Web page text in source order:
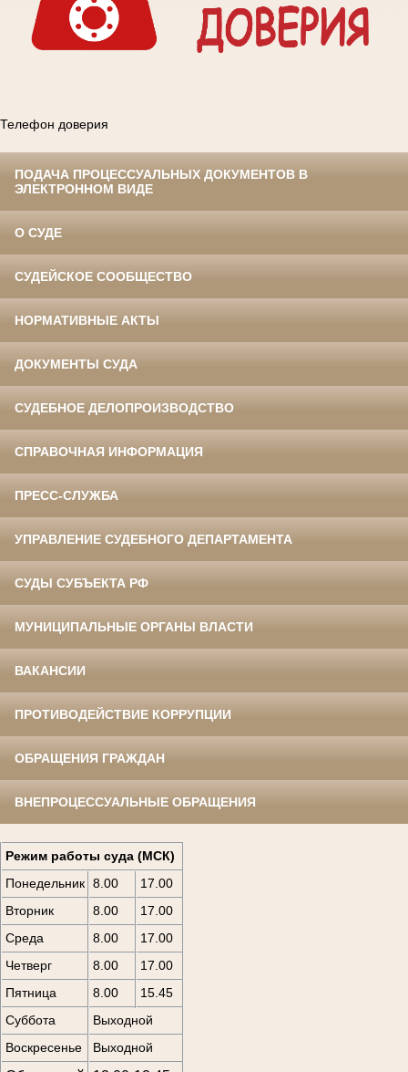
Телефон доверия
ПОДАЧА ПРОЦЕССУАЛЬНЫХ ДОКУМЕНТОВ В
ЭЛЕКТРОННОМ ВИДЕ
О СУДЕ
СУДЕЙСКОЕ СООБЩЕСТВО
НОРМАТИВНЫЕ АКТЫ
ДОКУМЕНТЫ СУДА
СУДЕБНОЕ ДЕЛОПРОИЗВОДСТВО
СПРАВОЧНАЯ ИНФОРМАЦИЯ
ПРЕСС-СЛУЖБА
УПРАВЛЕНИЕ СУДЕБНОГО ДЕПАРТАМЕНТА
СУДЫ СУБЪЕКТА РФ
МУНИЦИПАЛЬНЫЕ ОРГАНЫ ВЛАСТИ
ВАКАНСИИ
ПРОТИВОДЕЙСТВИЕ КОРРУПЦИИ
ОБРАЩЕНИЯ ГРАЖДАН
ВНЕПРОЦЕССУАЛЬНЫЕ ОБРАЩЕНИЯ
Режим работы суда (МСК)
Понедельник 8.00
17.00
Вторник
8.00
17.00
Среда
8.00
17.00
Четверг
8.00
17.00
Пятница
8.00
15.45
Суббота
Выходной
Воскресенье
Выходной